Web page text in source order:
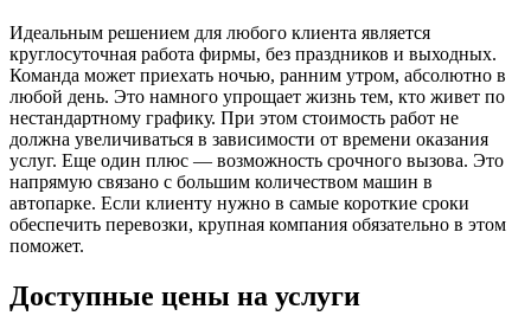
Идеальным решением для любого клиента является
круглосуточная работа фирмы, без праздников и выходных.
Команда может приехать ночью, ранним утром, абсолютно в
любой день. Это намного упрощает жизнь тем, кто живет по
нестандартному графику. При этом стоимость работ не
должна увеличиваться в зависимости от времени оказания
услуг. Еще один плюс — возможность срочного вызова. Это
напрямую связано с большим количеством машин в
автопарке. Если клиенту нужно в самые короткие сроки
обеспечить перевозки, крупная компания обязательно в этом
поможет.
Доступные цены на услуги